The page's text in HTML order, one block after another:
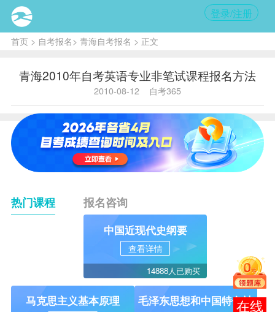
登录/注册
首页> 自考报名> 青海自考报名 > 正文
青海2010年自考英语专业非笔试课程报名方法
2010-08-12 自考365
热门课程 报名咨询
中国近现代史纲要
查看详情
14888人已购买
马克思主义基本原理
毛泽东思想和中国特色社
在线